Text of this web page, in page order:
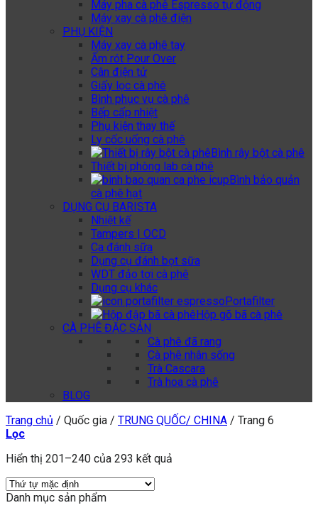
Máy pha cà phê Espresso tự động
Máy xay cà phê điện
PHỤ KIỆN
Máy xay cà phê tay
Ấm rót Pour Over
Cân điện tử
Giấy lọc cà phê
Bình phục vụ cà phê
Bếp cấp nhiệt
Phụ kiện thay thế
Ly cốc uống cà phê
Bình rây bột cà phê
Thiết bị phòng lab cà phê
Bình bảo quản
cà phê hạt
DỤNG CỤ BARISTA
Nhiệt kế
Tampers | OCD
Ca đánh sữa
Dụng cụ đánh bọt sữa
WDT đảo tơi cà phê
Dụng cụ khác
Portafilter
Hộp gõ bã cà phê
CÀ PHÊ ĐẶC SẢN
Cà phê đã rang
Cà phê nhân sống
Trà Cascara
Trà hoa cà phê
BLOG
Trang chủ / Quốc gia / TRUNG QUỐC/ CHINA / Trang 6
Lọc
Hiển thị 201–240 của 293 kết quả
Danh mục sản phẩm